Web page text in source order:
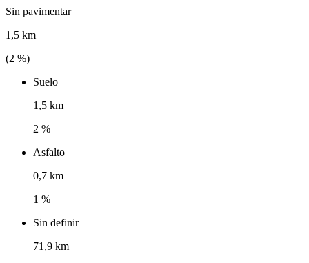
Sin pavimentar
1,5 km
(2 %)
Suelo
1,5 km
2 %
Asfalto
0,7 km
1 %
Sin definir
71,9 km